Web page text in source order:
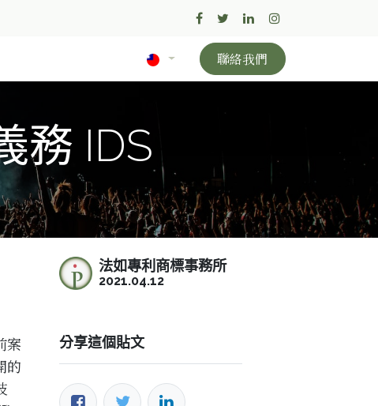
聯絡我們
務 IDS
案
的
法如專利商標事務所
2021.04.12
分享這個貼文